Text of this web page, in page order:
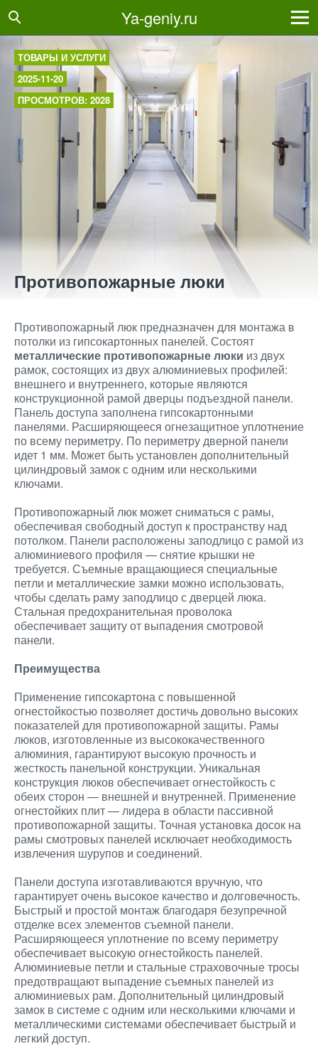
Ya-geniy.ru
ТОВАРЫ И УСЛУГИ
2025-11-20
ПРОСМОТРОВ: 2028
Противопожарные люки
Противопожарный люк предназначен для монтажа в
потолки из гипсокартонных панелей. Состоят
металлические противопожарные люки из двух
рамок, состоящих из двух алюминиевых профилей:
внешнего и внутреннего, которые являются
конструкционной рамой дверцы подъездной панели.
Панель доступа заполнена гипсокартонными
панелями. Расширяющееся огнезащитное уплотнение
по всему периметру. По периметру дверной панели
идет 1 мм. Может быть установлен дополнительный
цилиндровый замок с одним или несколькими
ключами.
Противопожарный люк может сниматься с рамы,
обеспечивая свободный доступ к пространству над
потолком. Панели расположены заподлицо с рамой из
алюминиевого профиля — снятие крышки не
требуется. Съемные вращающиеся специальные
петли и металлические замки можно использовать,
чтобы сделать раму заподлицо с дверцей люка.
Стальная предохранительная проволока
обеспечивает защиту от выпадения смотровой
панели.
Преимущества
Применение гипсокартона с повышенной
огнестойкостью позволяет достичь довольно высоких
показателей для противопожарной защиты. Рамы
люков, изготовленные из высококачественного
алюминия, гарантируют высокую прочность и
жесткость панельной конструкции. Уникальная
конструкция люков обеспечивает огнестойкость с
обеих сторон — внешней и внутренней. Применение
огнестойких плит — лидера в области пассивной
противопожарной защиты. Точная установка досок на
рамы смотровых панелей исключает необходимость
извлечения шурупов и соединений.
Панели доступа изготавливаются вручную, что
гарантирует очень высокое качество и долговечность.
Быстрый и простой монтаж благодаря безупречной
отделке всех элементов съемной панели.
Расширяющееся уплотнение по всему периметру
обеспечивает высокую огнестойкость панелей.
Алюминиевые петли и стальные страховочные тросы
предотвращают выпадение съемных панелей из
алюминиевых рам. Дополнительный цилиндровый
замок в системе с одним или несколькими ключами и
металлическими системами обеспечивает быстрый и
легкий доступ.